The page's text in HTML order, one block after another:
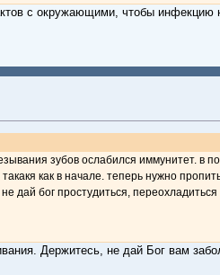
с окружающими, чтобы
зубов ослабился иммунитет. в
как в начале. теперь нужно
дай бог простудиться,
Держитесь, не дай Бог вам